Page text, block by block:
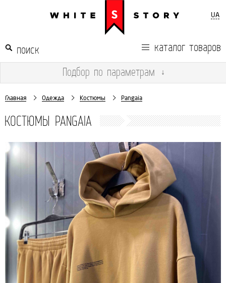
UA
каталог товаров
Подбор по параметрам ↓
Главная Одежда Костюмы Pangaia
КОСТЮМЫ PANGAIA